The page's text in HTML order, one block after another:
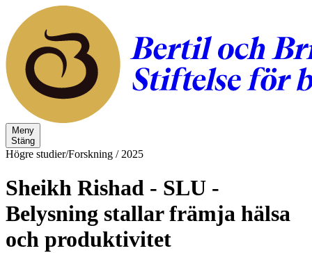
Meny
Stäng
Högre studier/Forskning / 2025
Sheikh Rishad - SLU -
Belysning stallar främja hälsa
och produktivitet